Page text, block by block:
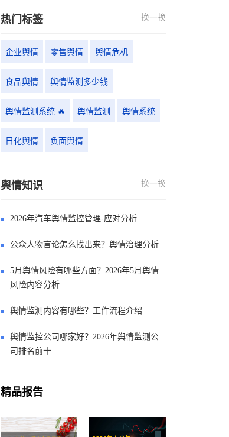
热门标签 换一换
企业舆情 零售舆情 舆情危机
食品舆情 舆情监测多少钱
舆情监测系统 🔥 舆情监测 舆情系统
日化舆情 负面舆情
舆情知识 换一换
2026年汽车舆情监控管理-应对分析
公众人物言论怎么找出来？舆情治理分析
5月舆情风险有哪些方面？2026年5月舆情
风险内容分析
舆情监测内容有哪些？工作流程介绍
舆情监控公司哪家好？2026年舆情监测公
司排名前十
精品报告